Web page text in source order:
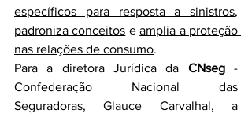
específicos para resposta a sinistros
padroniza conceitos e amplia a proteção
nas relações de consumo.
Para a diretora Jurídica da CNseg -
Confederação Nacional das
Seguradoras, Glauce Carvalhal, a